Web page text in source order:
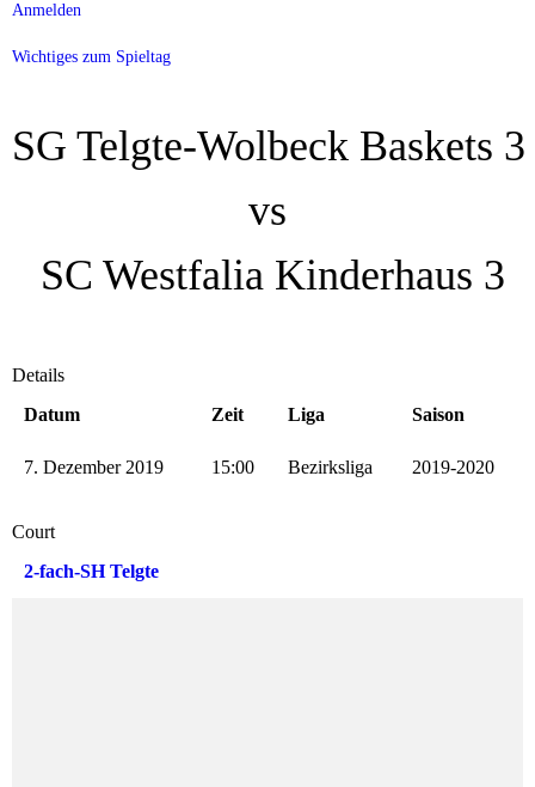
Anmelden
Wichtiges zum Spieltag
SG Telgte-Wolbeck Baskets 3
vs
SC Westfalia Kinderhaus 3
Details
Datum
Zeit Liga Saison
7. Dezember 2019 15:00 Bezirksliga 2019-2020
Court
2-fach-SH Telgte